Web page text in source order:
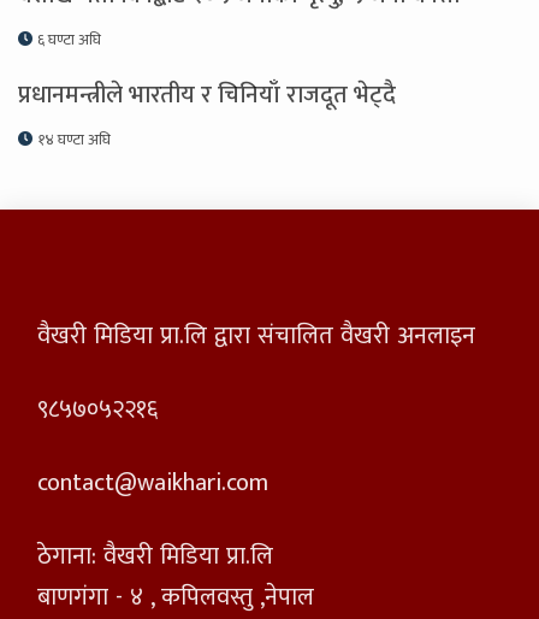
६ घण्टा अघि
प्रधानमन्त्रीले भारतीय र चिनियाँ राजदूत भेट्दै
१४ घण्टा अघि
वैखरी मिडिया प्रा.लि द्वारा संचालित वैखरी अनलाइन
९८५७०५२२१६
contact@waikhari.com
ठेगाना: वैखरी मिडिया प्रा.लि
बाणगंगा - ४ , कपिलवस्तु ,नेपाल